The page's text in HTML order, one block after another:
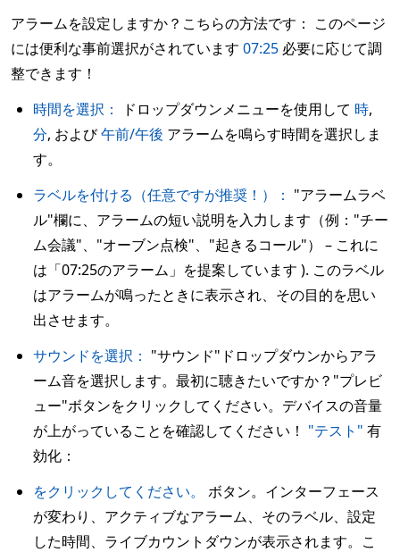
アラームを設定しますか？こちらの方法です： このページ
には便利な事前選択がされています 07:25 必要に応じて調
整できます！
時間を選択：
ドロップダウンメニューを使用して 時,
分, および午前/午後 アラームを鳴らす時間を選択しま
す。
ラベルを付ける（任意ですが推奨！）： "アラームラベ
ル"欄に、アラームの短い説明を入力します（例："チー
ム会議"、"オーブン点検"、"起きるコール"） – これに
は「07:25のアラーム」を提案しています ). このラベル
はアラームが鳴ったときに表示され、その目的を思い
出させます。
サウンドを選択： "サウンド"ドロップダウンからアラ
ーム音を選択します。最初に聴きたいですか？"プレビ
ュー"ボタンをクリックしてください。デバイスの音量
が上がっていることを確認してください！ "テスト" 有
効化：
をクリックしてください。
ボタン。インターフェース
が変わり、アクティブなアラーム、そのラベル、設定
した時間、ライブカウントダウンが表示されます。こ